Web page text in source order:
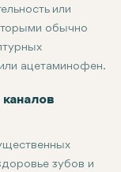
или
обычно
ацетаминофен.
до тех пор, пока
зубов и